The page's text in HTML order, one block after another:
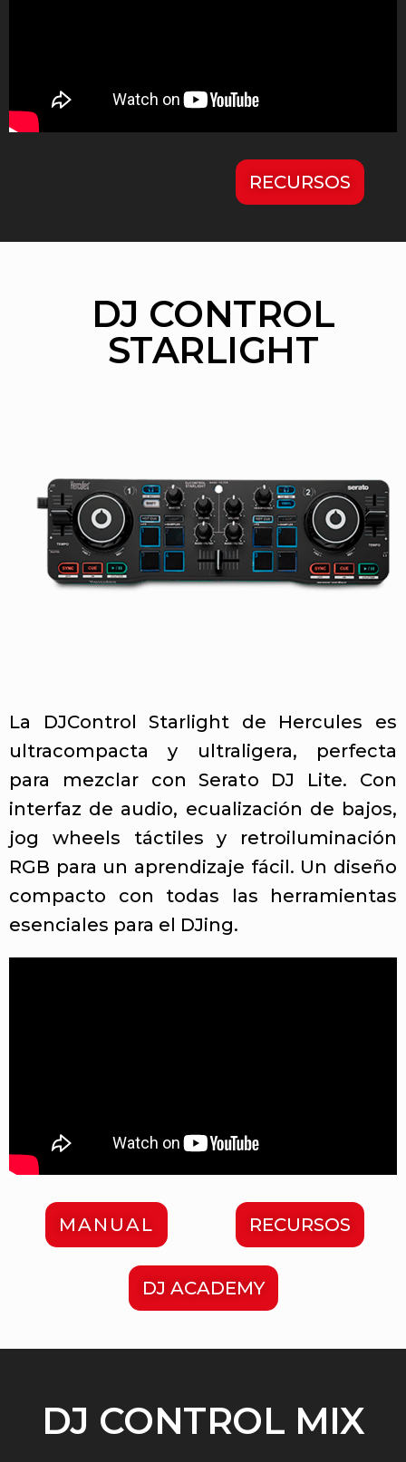
RECURSOS
DJ CONTROL
STARLIGHT
La DJControl Starlight de Hercules es
ultracompacta y ultraligera, perfecta
para mezclar con Serato DJ Lite. Con
interfaz de audio, ecualización de bajos,
jog wheels táctiles y retroiluminación
RGB para un aprendizaje fácil. Un diseño
compacto con todas las herramientas
esenciales para el DJing.
MANUAL RECURSOS
DJ ACADEMY
DJ CONTROL MIX